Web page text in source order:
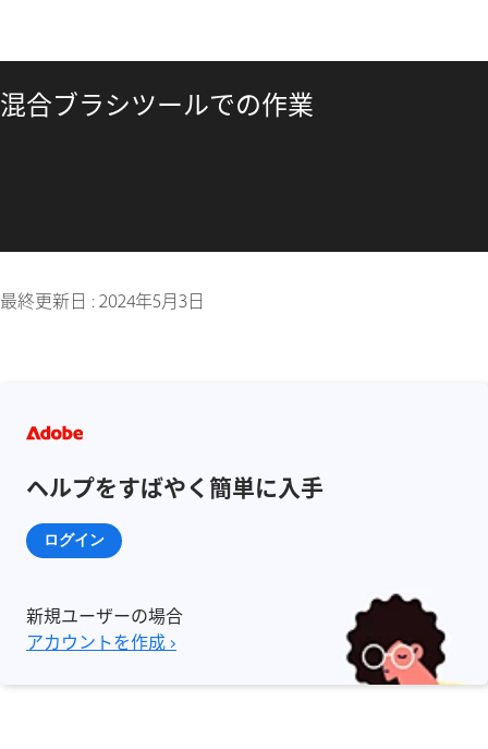
混合ブラシツールでの作業
最終更新日 :2024年5月3日
ヘルプをすばやく簡単に入手
ログイン
新規ユーザーの場合
アカウントを作成 ›